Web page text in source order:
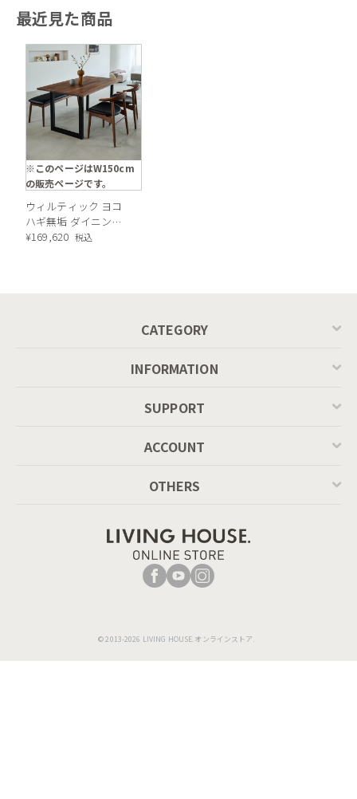
P201
最近見た商品
※このページはW150cm
の販売ページです。
ウィルティック ヨコ
ハギ無垢 ダイニング
テーブル （横幅150 x
¥169,620 税込
CATEGORY
INFORMATION
SUPPORT
ACCOUNT
OTHERS
© 2013-2026 LIVING HOUSE.オンラインストア.